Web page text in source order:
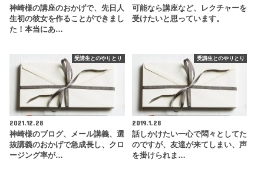
神崎様の講座のおかげで、先日人
生初の彼女を作ることができまし
た！本当にあ…
可能なら講座など、レクチャーを
受けたいと思っています。
受講生とのやりとり
2021.12.28
神崎様のブログ、メール講義、選
抜講義のおかげで急成長し、クロ
ージング率が…
受講生とのやりとり
2019.1.28
話しかけたい一心で悶々としてた
のですが、友達が来てしまい、声
を掛けられま…